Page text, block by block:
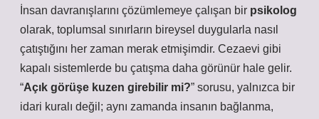
İnsan davranışlarını çözümlemeye çalışan bir psikolog
olarak, toplumsal sınırların bireysel duygularla nasıl
çatıştığını her zaman merak etmişimdir. Cezaevi gibi
kapalı sistemlerde bu çatışma daha görünür hale gelir.
“Açık görüşe kuzen girebilir mi?” sorusu, yalnızca bir
idari kuralı değil; aynı zamanda insanın bağlanma,